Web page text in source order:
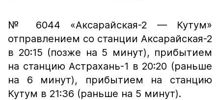
№ 6044 «Аксарайская-2 — Кутум»
отправлением со станции Аксарайская-2
в 20:15 (позже на 5 минут), прибытием
на станцию Астрахань-1 в 20:20 (раньше
на 6 минут), прибытием на станцию
Кутум в 21:36 (раньше на 5 минут).